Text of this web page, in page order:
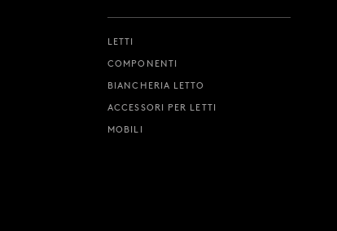
LETTI
COMPONENTI
BIANCHERIA LETTO
ACCESSORI PER LETTI
MOBILI